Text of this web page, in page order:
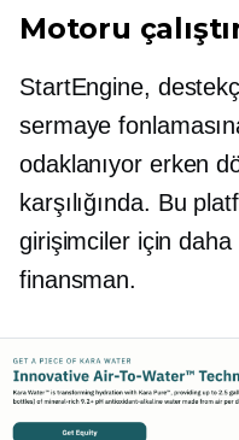
Motoru
StartEngine,
sermaye
odaklanıyor erken
karşılığında. Bu
girişimciler için
finansman.